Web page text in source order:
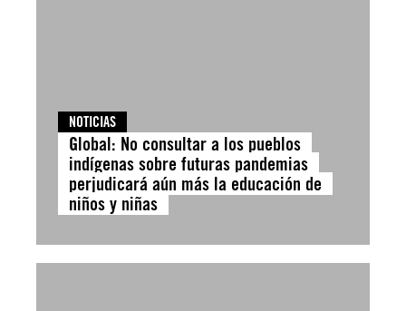
NOTICIAS
Global: No consultar a los pueblos
indígenas sobre futuras pandemias
perjudicará aún más la educación de
niños y niñas